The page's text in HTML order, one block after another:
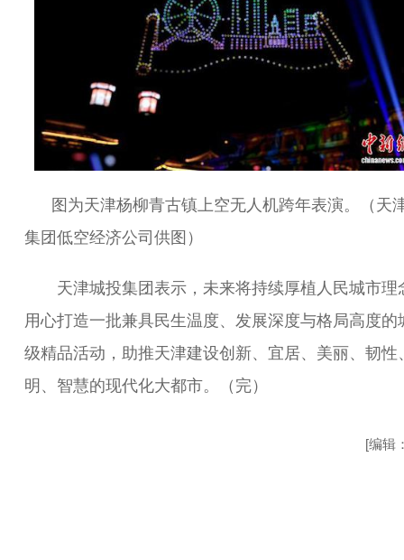
图为天津杨柳青古镇上空无人机跨年表演。（天
集团低空经济公司供图）
天津城投集团表示，未来将持续厚植人民城市理
用心打造一批兼具民生温度、发展深度与格局高度的
级精品活动，助推天津建设创新、宜居、美丽、韧性
明、智慧的现代化大都市。（完）
[编辑